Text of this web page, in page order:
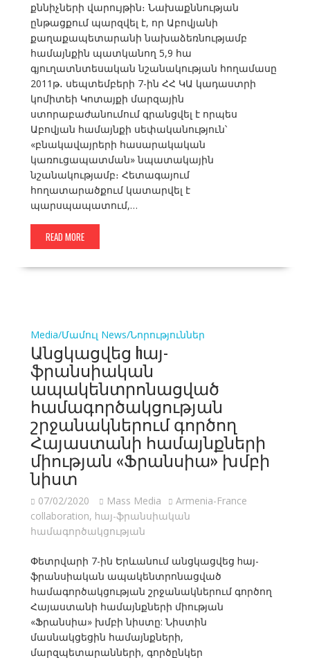
քննիչների վարույթին։ Նախաքննության
ընթացքում պարզվել է, որ Աբովյանի
քաղաքապետարանի նախաձեռնությամբ
համայնքին պատկանող 5,9 հա
գյուղատնտեսական նշանակության հողամասը
2011թ․ սեպտեմբերի 7-ին ՀՀ ԿԱ կադաստրի
կոմիտեի Կոտայքի մարզային
ստորաբաժանումում գրանցվել է որպես
Աբովյան համայնքի սեփականություն՝
«բնակավայրերի հասարակական
կառուցապատման» նպատակային
նշանակությամբ։ Հետագայում
հողատարածքում կատարվել է
պարսպապատում,…
READ MORE
Media/Մամուլ News/Նորություններ
Անցկացվեց hայ-
ֆրանսիական
ապակենտրոնացված
համագործակցության
շրջանակներում գործող
Հայաստանի համայնքների
միության «Ֆրանսիա» խմբի
նիստ
07/02/2020 Mass Media
Armenia-France
collaboration, hայ-ֆրանսիական
համագործակցության
Փետրվարի 7-ին Երևանում անցկացվեց hայ-
ֆրանսիական ապակենտրոնացված
համագործակցության շրջանակներում գործող
Հայաստանի համայնքների միության
«Ֆրանսիա» խմբի նիստը: Նիստին
մասնակցեցին համայնքների,
մարզպետարանների, գործընկեր